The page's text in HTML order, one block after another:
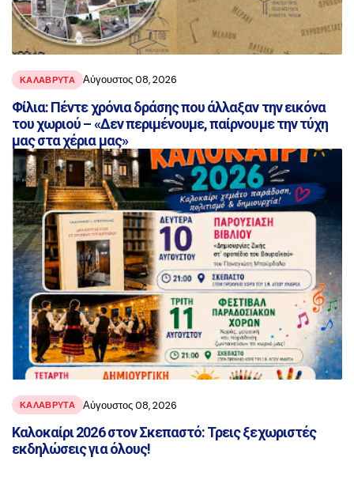
ΚΑΛΑΒΡΥΤΑ Αύγουστος 08, 2026
Φίλια: Πέντε χρόνια δράσης που άλλαξαν την εικόνα
του χωριού – «Δεν περιμένουμε, παίρνουμε την τύχη
μας στα χέρια μας»
ΚΑΛΑΒΡΥΤΑ Αύγουστος 08, 2026
Καλοκαίρι 2026 στον Σκεπαστό: Τρεις ξεχωριστές
εκδηλώσεις για όλους!